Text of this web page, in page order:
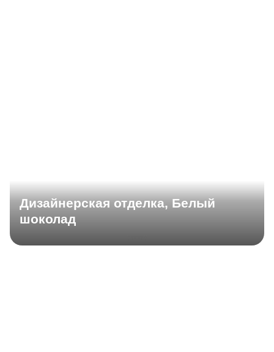
Дизайнерская отделка, Белый
шоколад